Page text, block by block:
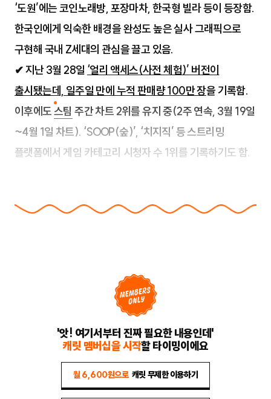
‘도원’에는 코인노래방, 포장마차, 한국형 빌라 등이 등장함.
한국인에게 익숙한 배경을 완성도 높은 실사 그래픽으로
구현해 국내 Z세대의 관심을 끌고 있음.
✔ 지난 3월 28일 ‘얼리 액세스(사전 체험)’ 버전이
출시됐는데, 일주일 만에 누적 판매량 100만 장을 기록함.
이후에도스팀 주간 차트 2위를 유지 중(2주 연속, 3월 19일
~4월 1일 차트). ‘SOOP(숲)’, ‘치지직’ 등 스트리밍
플랫폼에서 게임 카테고리 시청자 수 1위를 기록하기도 함.
'앗! 여기서부터 진짜 필요한 내용인데'
캐릿 멤버십을 시작할 타이밍이에요
월 6,600원으로 캐릿 무제한 이용하기